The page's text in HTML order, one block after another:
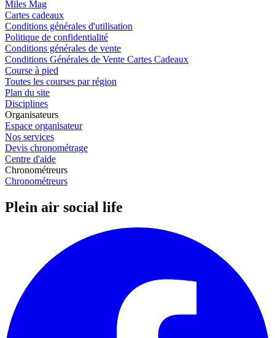
Miles Mag
Cartes cadeaux
Conditions générales d'utilisation
Politique de confidentialité
Conditions générales de vente
Conditions Générales de Vente Cartes Cadeaux
Course à pied
Toutes les courses par région
Plan du site
Disciplines
Organisateurs
Espace organisateur
Nos services
Devis chronométrage
Centre d'aide
Chronométreurs
Chronométreurs
Plein air social life